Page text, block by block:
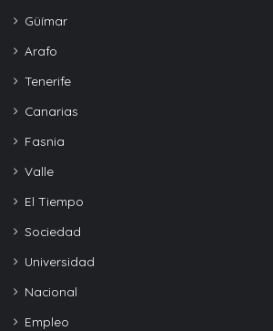
Güímar
Arafo
Tenerife
Canarias
Fasnia
Valle
El Tiempo
Sociedad
Universidad
Nacional
Empleo